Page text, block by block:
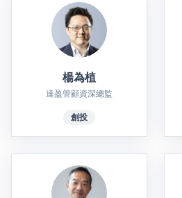
楊為植
達盈管顧資深總監
創投